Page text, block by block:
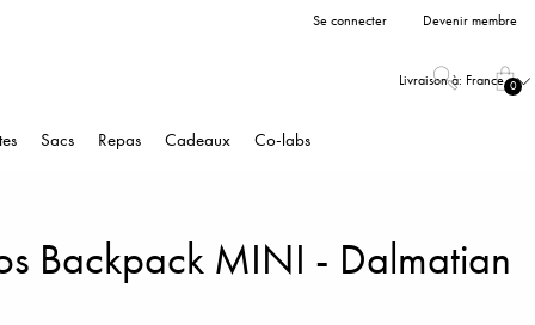
Se connecter Devenir membre
Livraison à: France 0
Sacs Repas Cadeaux Co-labs
Backpack MINI - Dalmatian